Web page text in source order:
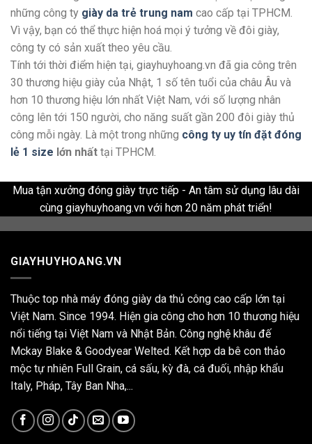
những công ty giày da trẻ trung nam cao cấp tại TPHCM.
Vì vậy, bạn có thể thực hiện hoá mọi ý tưởng về đôi giày,
công ty có sản xuất theo yêu cầu.
Tính tới thời điểm hiện tại, giayhuyhoang.vn đã gia công trên
30 thương hiệu giày của Nhật, 1 số tên tuổi của châu Âu và
hơn 10 thương hiệu lớn nhất Việt Nam, với số lượng nhân
công lên tới 150 người, cho năng suất gần 200 đôi giày thủ
công mỗi ngày. Là một trong những công ty uy tín đặt đóng
lẻ 1 size lớn nhất tại TPHCM.
Mua tận xưởng đóng giày trực tiếp - An tâm sử dụng lâu dài
cùng giayhuyhoang.vn với hơn 20 năm phát triển!
GIAYHUYHOANG.VN
Thuộc top nhà máy đóng giày da thủ công cao cấp lớn tại
Việt Nam. Since 1994. Hiện gia công cho hơn 10 thương hiệu
nổi tiếng tại Việt Nam và Nhật Bản. Công nghệ khâu đế
Mckay Blake & Goodyear Welted. Kết hợp da bê con thảo
mộc tự nhiên Full Grain, cá sấu, kỳ đà, cá đuối, nhập khẩu
Italy, Pháp, Tây Ban Nha,...